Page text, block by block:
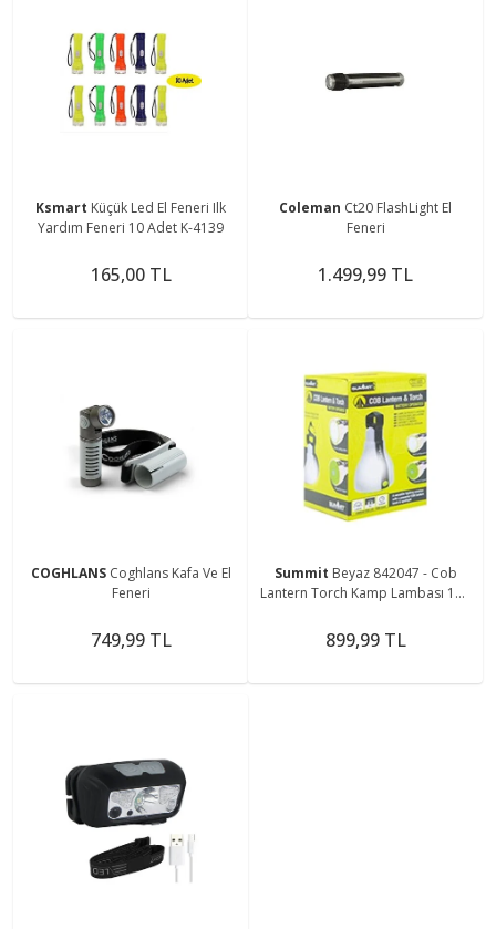
Ksmart Küçük Led El Feneri Ilk
Yardım Feneri 10 Adet K-4139
165,00 TL
Coleman Ct20 FlashLight El
Feneri
1.499,99 TL
COGHLANS Coghlans Kafa Ve El
Feneri
749,99 TL
Summit Beyaz 842047 - Cob
Lantern Torch Kamp Lambası 150
899,99 TL